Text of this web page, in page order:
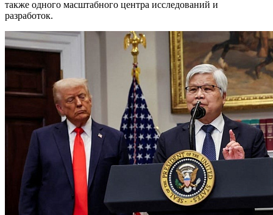
также одного масштабного центра исследований и
разработок.